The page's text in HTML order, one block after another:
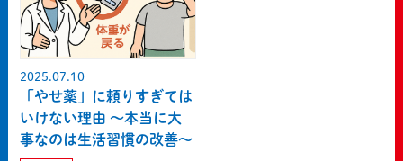
2025.07.10
「やせ薬」に頼りすぎては
いけない理由 〜本当に大
事なのは生活習慣の改善〜